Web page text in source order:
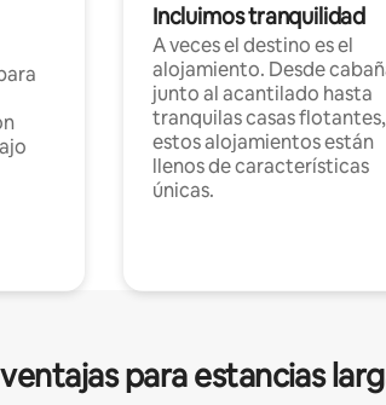
Incluimos tranquilidad
A veces el destino es el
alojamiento. Desde
junto al acantilado hasta
tranquilas casas flotantes,
estos alojamientos están
llenos de características
únicas.
para estancias